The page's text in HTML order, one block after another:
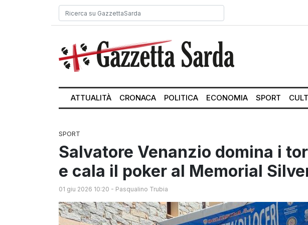
ATTUALITÀ CRONACA POLITICA ECONOMIA SPORT
SPORT
Salvatore Venanzio domina i
e cala il poker al Memorial
01 giu 2026 10:20 - Pasqualino Trubia